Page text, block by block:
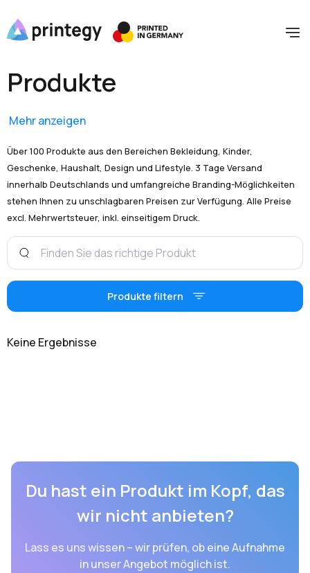
Produkte
Mehr anzeigen
Über 100 Produkte aus den Bereichen Bekleidung, Kinder,
Geschenke, Haushalt, Design und Lifestyle. 3 Tage Versand
innerhalb Deutschlands und umfangreiche Branding-Möglichkeiten
stehen Ihnen zu unschlagbaren Preisen zur Verfügung. Alle Preise
excl. Mehrwertsteuer, inkl. einseitigem Druck.
Produkte filtern
Keine Ergebnisse
Du hast ein Produkt im Kopf, das
wir nicht anbieten?
Lass es uns wissen – wir prüfen, ob eine Aufnahme
in unser Angebot möglich ist.